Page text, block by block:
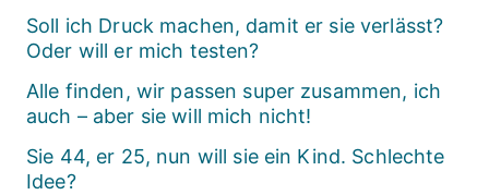
Soll ich Druck machen, damit er sie verlässt?
Oder will er mich testen?
Alle finden, wir passen super zusammen, ich
auch – aber sie will mich nicht!
Sie 44, er 25, nun will sie ein Kind. Schlechte
Idee?